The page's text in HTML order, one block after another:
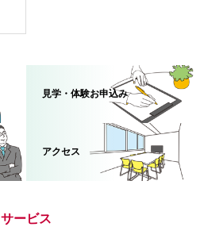
見学・体験お申込み
アクセス
サービス